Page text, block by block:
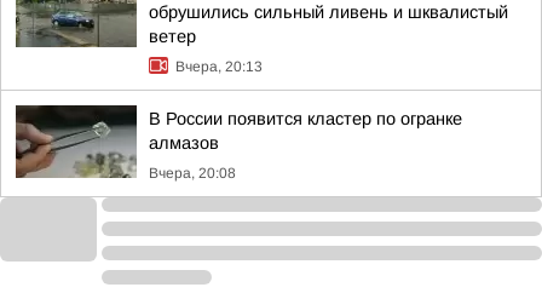
обрушились сильный ливень и шквалистый
ветер
Вчера, 20:13
В России появится кластер по огранке
алмазов
Вчера, 20:08